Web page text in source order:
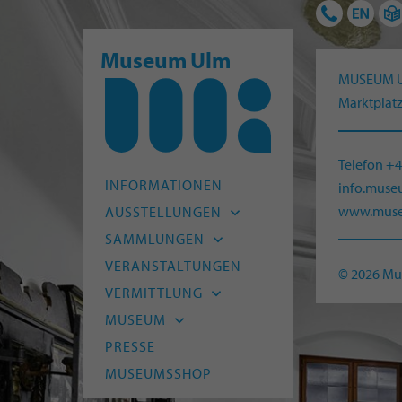
Museum Ulm
INFORMATIONEN
AUSSTELLUNGEN
Aktuell
Vorschau
Archiv
SAMMLUNGEN
Archäologie
Alte Kunst
Moderne
HfG-Archiv
Naturmuseum Ulm
VERANSTALTUNGEN
VERMITTLUNG
Kitas und Schulen
Kinder und Familien
Junge Menschen
Erwachsene
MUSEUM
Leitbild
Team
Freunde
PRESSE
MUSEUMSSHOP
MUSEUM
Telefon
© 2026